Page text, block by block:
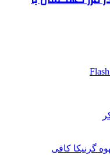
گرنیکا کافی